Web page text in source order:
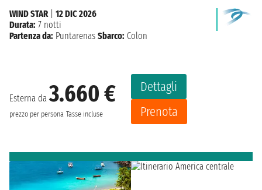
Esterna da3.660 €
prezzo per persona Tasse incluse
Dettagli
Prenota
WIND STAR| 12 DIC 2026
Durata: 7 notti
Partenza da: Puntarenas Sbarco: Colon